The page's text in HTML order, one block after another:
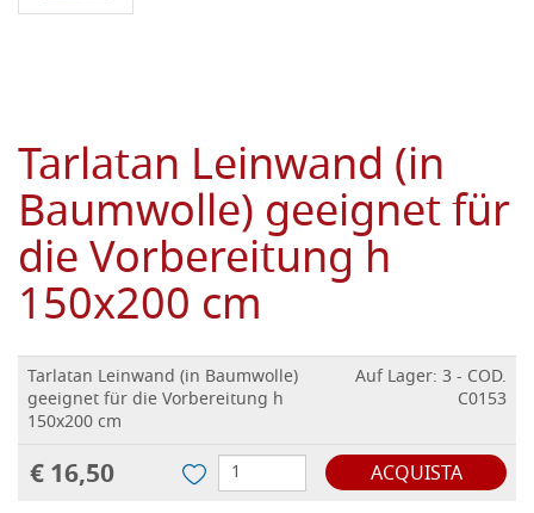
Tarlatan Leinwand (in
Baumwolle) geeignet für
die Vorbereitung h
150x200 cm
Tarlatan Leinwand (in Baumwolle)
geeignet für die Vorbereitung h
150x200 cm
Auf Lager: 3 - COD.
C0153
€ 16,50 ACQUISTA